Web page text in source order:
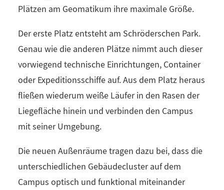
Plätzen am Geomatikum ihre maximale Größe.
Der erste Platz entsteht am Schröderschen Park.
Genau wie die anderen Plätze nimmt auch dieser
vorwiegend technische Einrichtungen, Container
oder Expeditionsschiffe auf. Aus dem Platz heraus
fließen wiederum weiße Läufer in den Rasen der
Liegefläche hinein und verbinden den Campus
mit seiner Umgebung.
Die neuen Außenräume tragen dazu bei, dass die
unterschiedlichen Gebäudecluster auf dem
Campus optisch und funktional miteinander